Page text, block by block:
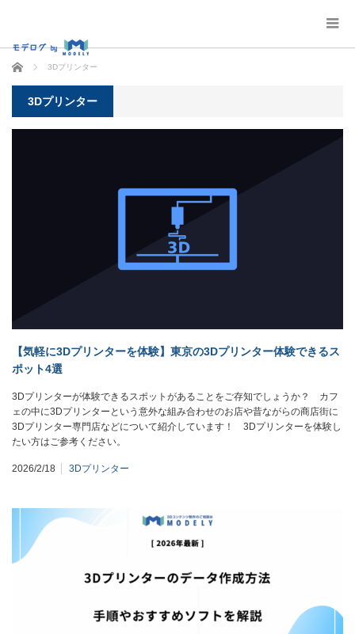
ホーム 3Dプリンター
3Dプリンター
【気軽に3Dプリンターを体験】東京の3Dプリンター体験できるス
ポット4選
3Dプリンターが体験できるスポットがあることをご存知でしょうか？ カフ
ェの中に3Dプリンターという意外な組み合わせのお店や昔ながらの商店街に
3Dプリンター専門店などについて紹介しています！ 3Dプリンターを体験し
たい方はご参考ください。
2026/2/18 3Dプリンター